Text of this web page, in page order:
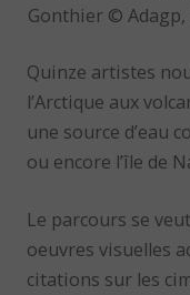
Gonthier © Adagp,
Quinze artistes
l’Arctique aux
une source d’eau
ou encore l’île de
Le parcours se
oeuvres visuelles
citations sur les